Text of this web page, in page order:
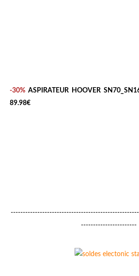
-30%ASPIRATEUR HOOVER
89.98€
-----------------------